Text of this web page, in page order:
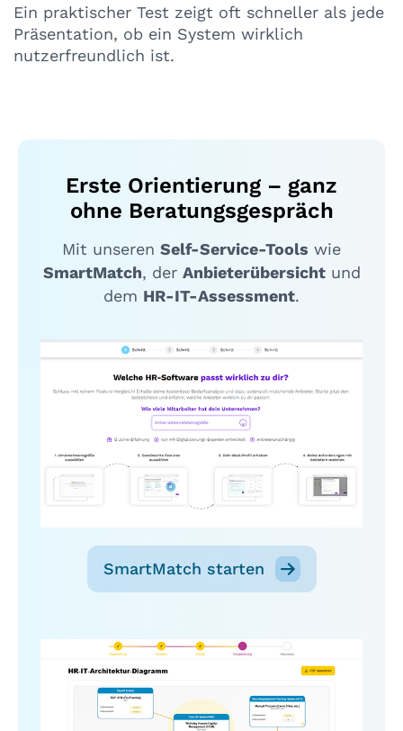
Ein praktischer Test zeigt oft schneller als jede
Präsentation, ob ein System wirklich
nutzerfreundlich ist.
Erste Orientierung – ganz
ohne Beratungsgespräch
Mit unseren Self-Service-Tools wie
SmartMatch, der Anbieterübersichtund
dem HR-IT-Assessment.
SmartMatch starten